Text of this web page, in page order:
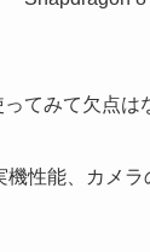
ってみて欠点
機性能、カメ